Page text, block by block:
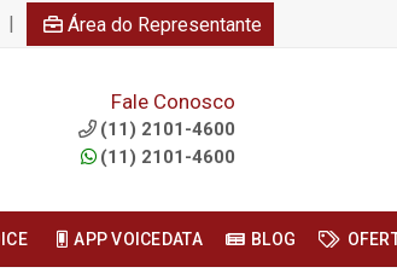
| Área do Representante
Fale Conosco
(11) 2101-4600
(11) 2101-4600
APP VOICEDATA BLOG